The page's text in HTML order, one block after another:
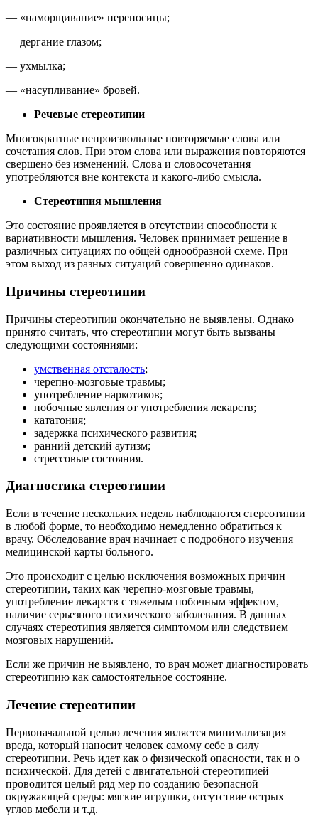
— «наморщивание» переносицы;
— дергание глазом;
— ухмылка;
— «насупливание» бровей.
Речевые стереотипии
Многократные непроизвольные повторяемые слова или
сочетания слов. При этом слова или выражения повторяются
свершено без изменений. Слова и словосочетания
употребляются вне контекста и какого-либо смысла.
Стереотипия мышления
Это состояние проявляется в отсутствии способности к
вариативности мышления. Человек принимает решение в
различных ситуациях по общей однообразной схеме. При
этом выход из разных ситуаций совершенно одинаков.
Причины стереотипии
Причины стереотипии окончательно не выявлены. Однако
принято считать, что стереотипии могут быть вызваны
следующими состояниями:
умственная отсталость;
черепно-мозговые травмы;
употребление наркотиков;
побочные явления от употребления лекарств;
кататония;
задержка психического развития;
ранний детский аутизм;
стрессовые состояния.
Диагностика стереотипии
Если в течение нескольких недель наблюдаются стереотипии
в любой форме, то необходимо немедленно обратиться к
врачу. Обследование врач начинает с подробного изучения
медицинской карты больного.
Это происходит с целью исключения возможных причин
стереотипии, таких как черепно-мозговые травмы,
употребление лекарств с тяжелым побочным эффектом,
наличие серьезного психического заболевания. В данных
случаях стереотипия является симптомом или следствием
мозговых нарушений.
Если же причин не выявлено, то врач может диагностировать
стереотипию как самостоятельное состояние.
Лечение стереотипии
Первоначальной целью лечения является минимализация
вреда, который наносит человек самому себе в силу
стереотипии. Речь идет как о физической опасности, так и о
психической. Для детей с двигательной стереотипией
проводится целый ряд мер по созданию безопасной
окружающей среды: мягкие игрушки, отсутствие острых
углов мебели и т.д.